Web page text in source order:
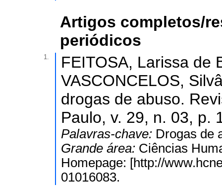
Artigos completos/
periódicos
1.
FEITOSA, Larissa de
VASCONCELOS,
drogas de abuso.
Paulo, v. 29, n. 03, p.
Palavras-chave: Drogas de
Grande área: Ciências
Homepage: [http://
01016083.